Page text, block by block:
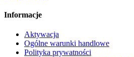
Informacje
Aktywacja
Ogólne warunki handlowe
Polityka prywatności